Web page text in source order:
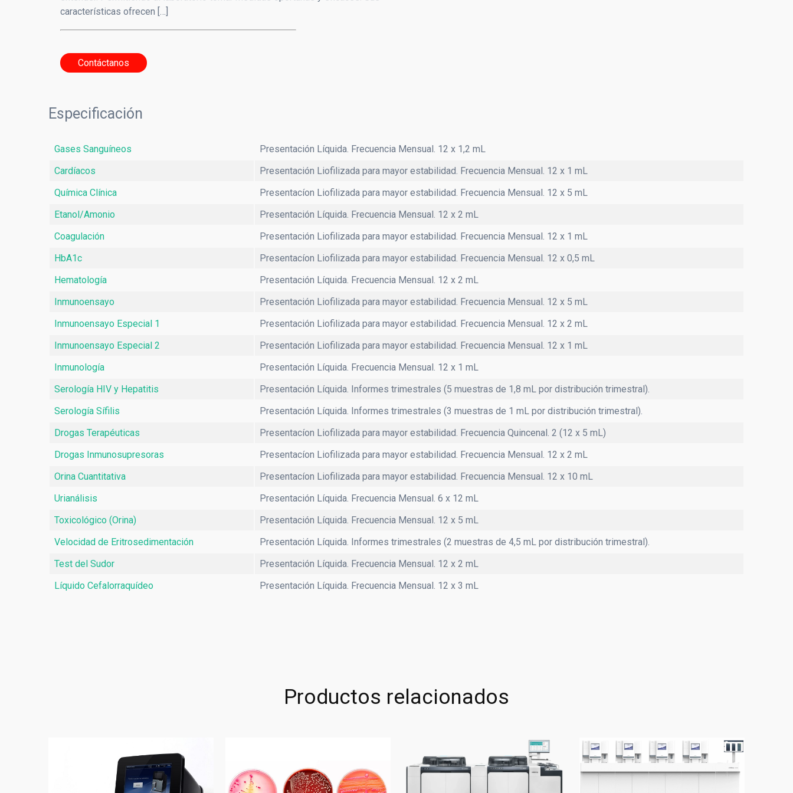
Uroanálisis
características ofrecen […]
Contáctanos
Especificación
Gases Sanguíneos
Presentación Líquida. Frecuencia Mensual. 12 x 1,2 mL
Cardíacos
Presentación Liofilizada para mayor estabilidad. Frecuencia Mensual. 12 x 1 mL
Química Clínica
Presentacíon Liofilizada para mayor estabilidad. Frecuencia Mensual. 12 x 5 mL
Etanol/Amonio
Presentación Líquida. Frecuencia Mensual. 12 x 2 mL
Coagulación
Presentación Liofilizada para mayor estabilidad. Frecuencia Mensual. 12 x 1 mL
HbA1c
Presentacíon Liofilizada para mayor estabilidad. Frecuencia Mensual. 12 x 0,5 mL
Hematología
Presentación Líquida. Frecuencia Mensual. 12 x 2 mL
Inmunoensayo
Presentación Liofilizada para mayor estabilidad. Frecuencia Mensual. 12 x 5 mL
Inmunoensayo Especial 1
Presentación Liofilizada para mayor estabilidad. Frecuencia Mensual. 12 x 2 mL
Inmunoensayo Especial 2
Presentación Liofilizada para mayor estabilidad. Frecuencia Mensual. 12 x 1 mL
Inmunología
Presentación Líquida. Frecuencia Mensual. 12 x 1 mL
Serología HIV y Hepatitis
Presentación Líquida. Informes trimestrales (5 muestras de 1,8 mL por distribución trimestral).
Serología Sífilis
Presentación Líquida. Informes trimestrales (3 muestras de 1 mL por distribución trimestral).
Drogas Terapéuticas
Presentacíon Liofilizada para mayor estabilidad. Frecuencia Quincenal. 2 (12 x 5 mL)
Drogas Inmunosupresoras
Presentacíon Liofilizada para mayor estabilidad. Frecuencia Mensual. 12 x 2 mL
Orina Cuantitativa
Presentacíon Liofilizada para mayor estabilidad. Frecuencia Mensual. 12 x 10 mL
Urianálisis
Presentación Líquida. Frecuencia Mensual. 6 x 12 mL
Toxicológico (Orina)
Presentación Líquida. Frecuencia Mensual. 12 x 5 mL
Velocidad de Eritrosedimentación
Presentación Líquida. Informes trimestrales (2 muestras de 4,5 mL por distribución trimestral).
Test del Sudor
Presentación Líquida. Frecuencia Mensual. 12 x 2 mL
Líquido Cefalorraquídeo
Presentación Líquida. Frecuencia Mensual. 12 x 3 mL
Productos relacionados